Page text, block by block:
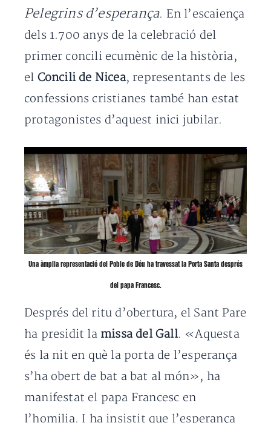
Pelegrins d’esperança. En l’escaiença
dels 1.700 anys de la celebració del
primer concili ecumènic de la història,
el Concili de Nicea, representants de les
confessions cristianes també han estat
protagonistes d’aquest inici jubilar.
Una àmplia representació del Poble de Déu ha travessat la Porta Santa després
del papa Francesc.
Després del ritu d’obertura, el Sant Pare
ha presidit la missa del Gall. «Aquesta
és la nit en què la porta de l’esperança
s’ha obert de bat a bat al món», ha
manifestat el papa Francesc en
l’homilia. I ha insistit que l’esperança